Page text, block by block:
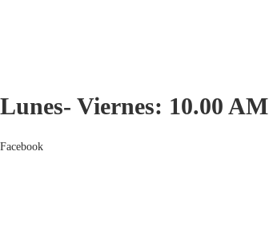
Lunes- Viernes: 10.00
Facebook